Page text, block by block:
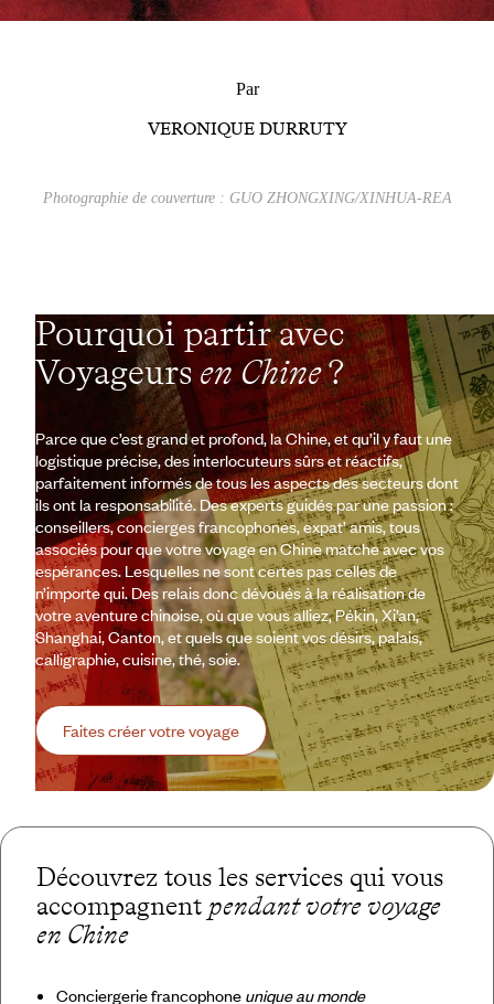
Par
VERONIQUE DURRUTY
Photographie de couverture : GUO ZHONGXING/XINHUA-REA
Pourquoi partir avec
Voyageursen Chine?
Parce que c’est grand et profond, la Chine, et qu’il y faut une
logistique précise, des interlocuteurs sûrs et réactifs,
parfaitement informés de tous les aspects des secteurs dont
ils ont la responsabilité. Des experts guidés par une passion :
conseillers, concierges francophones, expat’ amis, tous
associés pour que votre voyage en Chine matche avec vos
espérances. Lesquelles ne sont certes pas celles de
n’importe qui. Des relais donc dévoués à la réalisation de
votre aventure chinoise, où que vous alliez, Pékin, Xi’an,
Shanghai, Canton, et quels que soient vos désirs, palais,
calligraphie, cuisine, thé, soie.
Faites créer votre voyage
Découvrez tous les services qui vous
accompagnent pendant votre voyage
en Chine
Conciergerie francophone unique au monde